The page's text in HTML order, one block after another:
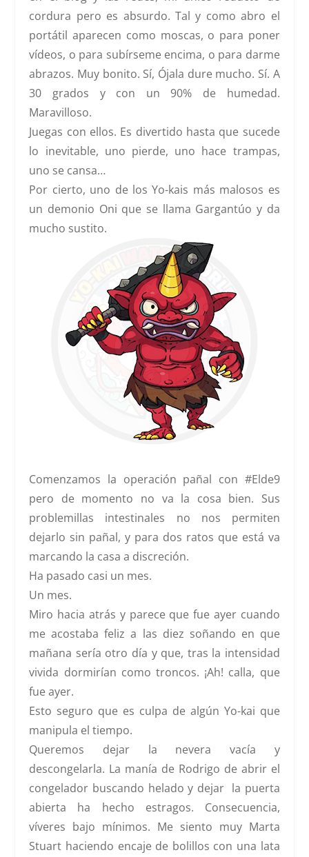
cordura pero es absurdo. Tal y como abro el
portátil aparecen como moscas, o para poner
vídeos, o para subírseme encima, o para darme
abrazos. Muy bonito. Sí, Ójala dure mucho. Sí. A
30 grados y con un 90% de humedad.
Maravilloso.
Juegas con ellos. Es divertido hasta que sucede
lo inevitable, uno pierde, uno hace trampas,
uno se cansa…
Por cierto, uno de los Yo-kais más malosos es
un demonio Oni que se llama Gargantúo y da
mucho sustito.
Comenzamos la operación pañal con #Elde9
pero de momento no va la cosa bien. Sus
problemillas intestinales no nos permiten
dejarlo sin pañal, y para dos ratos que está va
marcando la casa a discreción.
Ha pasado casi un mes.
Un mes.
Miro hacia atrás y parece que fue ayer cuando
me acostaba feliz a las diez soñando en que
mañana sería otro día y que, tras la intensidad
vivida dormirían como troncos. ¡Ah! calla, que
fue ayer.
Esto seguro que es culpa de algún Yo-kai que
manipula el tiempo.
Queremos dejar la nevera vacía y
descongelarla. La manía de Rodrigo de abrir el
congelador buscando helado y dejar la puerta
abierta ha hecho estragos. Consecuencia,
víveres bajo mínimos. Me siento muy Marta
Stuart haciendo encaje de bolillos con una lata